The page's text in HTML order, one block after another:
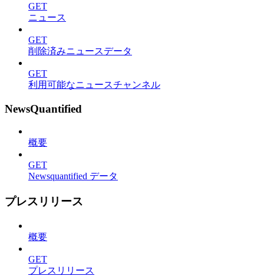
GET
ニュース
GET
削除済みニュースデータ
GET
利用可能なニュースチャンネル
NewsQuantified
概要
GET
Newsquantified データ
プレスリリース
概要
GET
プレスリリース